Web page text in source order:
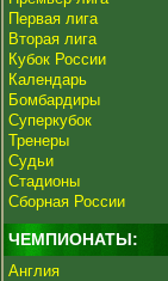
Первая лига
Вторая лига
Кубок России
Календарь
Бомбардиры
Суперкубок
Тренеры
Судьи
Стадионы
Сборная России
ЧЕМПИОНАТЫ:
Англия